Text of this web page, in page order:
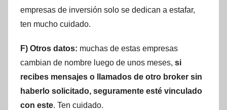
empresas de inversión solo se dedican a estafar,
ten mucho cuidado.
F) Otros datos: muchas de estas empresas
cambian de nombre luego de unos meses, si
recibes mensajes o llamados de otro broker sin
haberlo solicitado, seguramente esté vinculado
con este. Ten cuidado.